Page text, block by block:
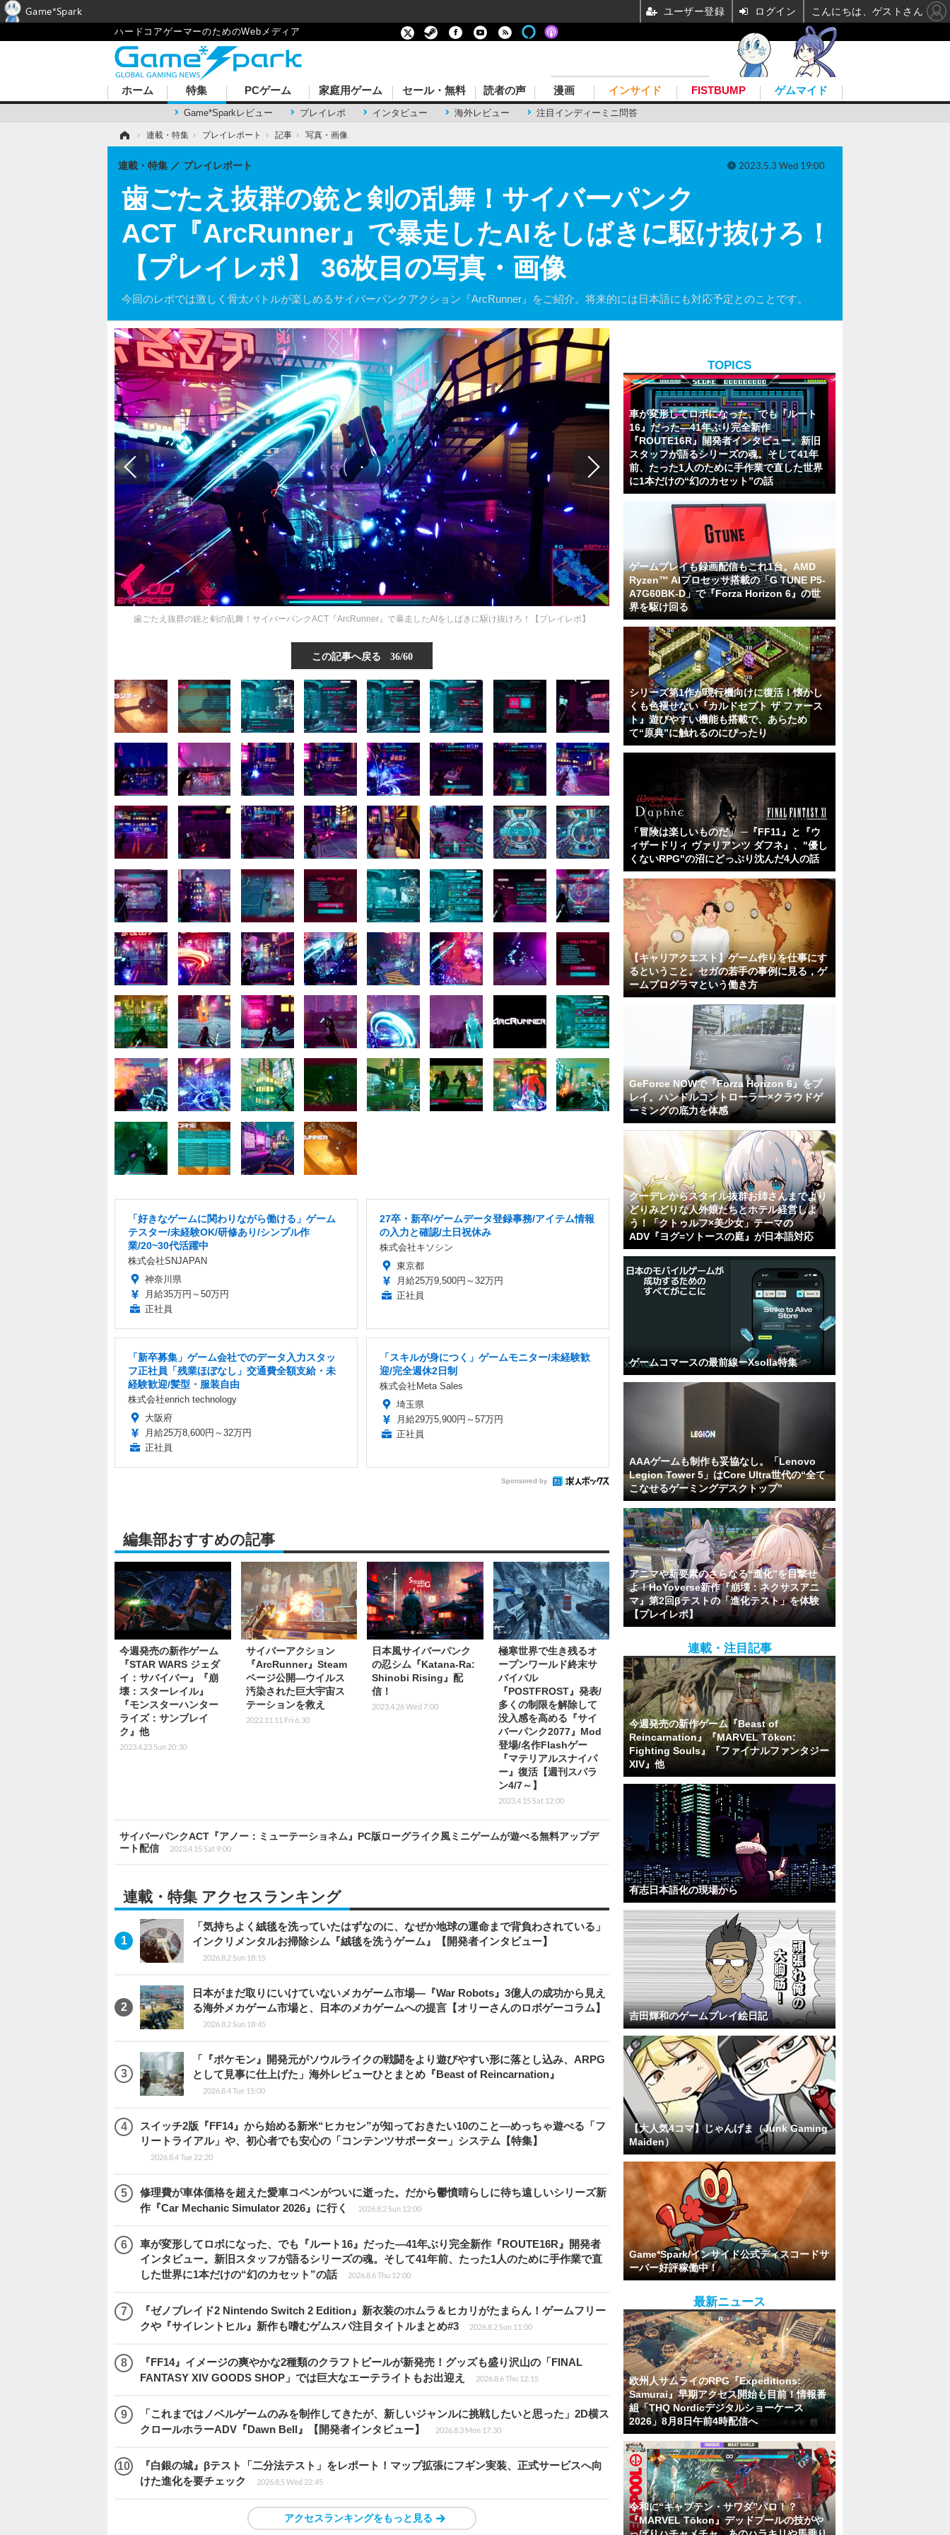
ハードコアゲーマーのためのWebメディア
ホーム 特集
Game*Sparkレビュー プレイレポ インタビュー 海外レビュー 注目インディーミニ問答
PCゲーム 家庭用ゲーム セール・無料 読者の声 漫画 インサイド FISTBUMP ゲムマイド
› 連載・特集 › プレイレポート › 記事 › 写真・画像
歯ごたえ抜群の銃と剣の乱舞！サイバーパンク
ACT『ArcRunner』で暴走したAIをしばきに駆け抜けろ！
【プレイレポ】 36枚目の写真・画像
今回のレポでは激しく骨太バトルが楽しめるサイバーパンクアクション『ArcRunner』をご紹介。将来的には日本語にも対応予定とのことです。
連載・特集 プレイレポート 2023.5.3 Wed 19:00
歯ごたえ抜群の銃と剣の乱舞！サイバーパンクACT『ArcRunner』で暴走したAIをしばきに駆け抜けろ！【プレイレポ】
この記事へ戻る 36/60
「好きなゲームに関わりながら働ける」ゲーム
テスター/未経験OK/研修あり/シンプル作
業/20~30代活躍中
株式会社SNJAPAN
神奈川県
月給35万円～50万円
正社員
27卒・新卒/ゲームデータ登録事務/アイテム情報
の入力と確認/土日祝休み
株式会社キソシン
東京都
月給25万9,500円～32万円
正社員
「新卒募集」ゲーム会社でのデータ入力スタッ
フ正社員「残業ほぼなし」交通費全額支給・未
経験歓迎/髪型・服装自由
株式会社enrich technology
大阪府
月給25万8,600円～32万円
正社員
「スキルが身につく」ゲームモニター/未経験歓
迎/完全週休2日制
株式会社Meta Sales
埼玉県
月給29万5,900円～57万円
正社員
Sponsored by
編集部おすすめの記事
今週発売の新作ゲーム
『STAR WARS ジェダ
イ：サバイバー』『崩
壊：スターレイル』
『モンスターハンター
ライズ：サンブレイ
ク』他
2023.4.23 Sun 20:30
サイバーアクション
『ArcRunner』Steam
ページ公開―ウイルス
汚染された巨大宇宙ス
テーションを救え
2022.11.11 Fri 6:30
日本風サイバーパンク
の忍シム『Katana-Ra:
Shinobi Rising』配
信！
2023.4.26 Wed 7:00
極寒世界で生き残るオ
ープンワールド終末サ
バイバル
『POSTFROST』発表/
多くの制限を解除して
没入感を高める『サイ
バーパンク2077』Mod
登場/名作Flashゲー
『マテリアルスナイパ
ー』復活【週刊スパラ
ン4/7～】
2023.4.15 Sat 12:00
サイバーパンクACT『アノー：ミューテーショネム』PC版ローグライク風ミニゲームが遊べる無料アップデ
ート配信
2023.4.15 Sat 9:00
連載・特集 アクセスランキング
「気持ちよく絨毯を洗っていたはずなのに、なぜか地球の運命まで背負わされている」
インクリメンタルお掃除シム『絨毯を洗うゲーム』【開発者インタビュー】
2026.8.2 Sun 18:15
日本がまだ取りにいけていないメカゲーム市場―『War Robots』3億人の成功から見え
る海外メカゲーム市場と、日本のメカゲームへの提言【オリーさんのロボゲーコラム】
2026.8.2 Sun 18:45
「『ポケモン』開発元がソウルライクの戦闘をより遊びやすい形に落とし込み、ARPG
として見事に仕上げた」海外レビューひとまとめ『Beast of Reincarnation』
2026.8.4 Tue 15:00
スイッチ2版『FF14』から始める新米“ヒカセン”が知っておきたい10のこと―めっちゃ遊べる「フ
リートライアル」や、初心者でも安心の「コンテンツサポーター」システム【特集】
2026.8.4 Tue 22:20
修理費が車体価格を超えた愛車コペンがついに逝った。だから鬱憤晴らしに待ち遠しいシリーズ新
作『Car Mechanic Simulator 2026』に行く
2026.8.2 Sun 12:00
車が変形してロボになった、でも『ルート16』だった―41年ぶり完全新作『ROUTE16R』開発者
インタビュー。新旧スタッフが語るシリーズの魂。そして41年前、たった1人のために手作業で直
した世界に1本だけの“幻のカセット”の話
2026.8.6 Thu 12:00
『ゼノブレイド2 Nintendo Switch 2 Edition』新衣装のホムラ＆ヒカリがたまらん！ゲームフリー
クや『サイレントヒル』新作も嗜むゲムスパ注目タイトルまとめ#3
2026.8.2 Sun 11:00
『FF14』イメージの爽やかな2種類のクラフトビールが新発売！グッズも盛り沢山の「FINAL
FANTASY XIV GOODS SHOP」では巨大なエーテライトもお出迎え
2026.8.6 Thu 12:15
「これまではノベルゲームのみを制作してきたが、新しいジャンルに挑戦したいと思った」2D横ス
クロールホラーADV『Dawn Bell』【開発者インタビュー】
2026.8.3 Mon 17:30
『白銀の城』βテスト「二分法テスト」をレポート！マップ拡張にフギン実装、正式サービスへ向
けた進化を要チェック
2026.8.5 Wed 22:45
アクセスランキングをもっと見る
TOPICS
車が変形してロボになった、でも『ルート
16』だった―41年ぶり完全新作
『ROUTE16R』開発者インタビュー。新旧
スタッフが語るシリーズの魂。そして41年
前、たった1人のために手作業で直した世界
に1本だけの“幻のカセット”の話
ゲームプレイも録画配信もこれ1台。AMD
Ryzen™ AIプロセッサ搭載の「G TUNE P5-
A7G60BK-D」で『Forza Horizon 6』の世
界を駆け回る
シリーズ第1作が現行機向けに復活！懐かし
くも色褪せない『カルドセプト ザ ファース
ト』遊びやすい機能も搭載で、あらため
て“原典”に触れるのにぴったり
「冒険は楽しいものだ」 ─『FF11』と『ウ
ィザードリィ ヴァリアンツ ダフネ』、"優し
くないRPG"の沼にどっぷり沈んだ4人の話
【キャリアクエスト】ゲーム作りを仕事にす
るということ。セガの若手の事例に見る，ゲ
ームプログラマという働き方
GeForce NOWで『Forza Horizon 6』をプ
レイ。ハンドルコントローラー×クラウドゲ
ーミングの底力を体感
クーデレからスタイル抜群お姉さんまでより
どりみどりな人外娘たちとホテル経営しよ
う！「クトゥルフ×美少女」テーマの
ADV『ヨグ=ソトースの庭』が日本語対応
ゲームコマースの最前線ーXsolla特集
AAAゲームも制作も妥協なし。「Lenovo
Legion Tower 5」はCore Ultra世代の“全て
こなせるゲーミングデスクトップ”
アニマや新要素のさらなる“進化”を目撃せ
よ！HoYoverse新作『崩壊：ネクサスアニ
マ』第2回βテストの「進化テスト」を体験
【プレイレポ】
連載・注目記事
今週発売の新作ゲーム『Beast of
Reincarnation』『MARVEL Tōkon:
Fighting Souls』『ファイナルファンタジー
XIV』他
有志日本語化の現場から
吉田輝和のゲームプレイ絵日記
【大人気4コマ】じゃんげま（Junk Gaming
Maiden）
Game*Spark/インサイド公式ディスコードサ
ーバー好評稼働中！
最新ニュース
欧州人サムライのRPG『Expeditions:
Samurai』早期アクセス開始も目前！情報番
組「THQ Nordicデジタルショーケース
2026」8月8日午前4時配信へ
令和に“キャプテン・サワダ”パロ！？
『MARVEL Tōkon』デッドプールの技がや
Game*Spark ユーザー登録 ログイン こんにちは、ゲストさん